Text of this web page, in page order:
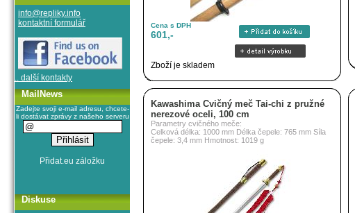
Cena s DPH
601,-
Zboží je skladem
Kawashima Cvičný meč Tai-chi z pružné
nerezové oceli, 100 cm
Parametry cvičného meče:
Celková délka: 1000 mm Délka čepele: 765 mm Síla
čepele: 3,4 mm Hmotnost: 1019 g
info@repliky.info
kontaktní formulář
.. další kontakty
MailNews
Zadejte svoji e-mail adresu, chcete-
li dostávat zprávy z našeho serveru
Diskuse